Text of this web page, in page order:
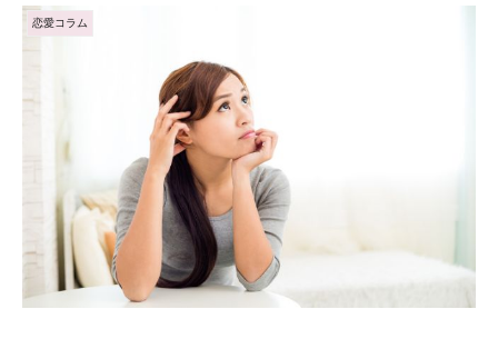
恋愛コラム